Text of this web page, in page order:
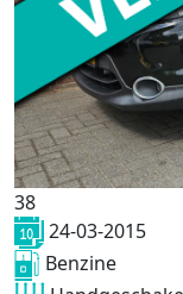
38
24-03-2015
Benzine